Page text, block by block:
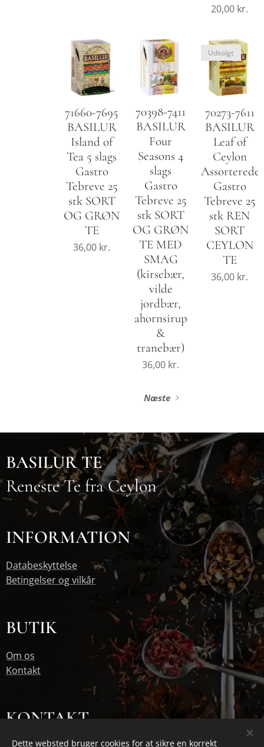
20,00 kr.
71660-7695
BASILUR
Island of
Tea 5 slags
Gastro
Tebreve 25
stk SORT
OG GRØN
TE
36,00 kr.
70398-7411
BASILUR
Four
Seasons 4
slags
Gastro
Tebreve 25
stk SORT
OG GRØN
TE MED
SMAG
(kirsebær,
vilde
jordbær,
ahornsirup
&
tranebær)
36,00 kr.
70273-7611
BASILUR
Leaf of
Ceylon
Assorterede
Gastro
Tebreve 25
stk REN
SORT
CEYLON
TE
Udsolgt
36,00 kr.
Næste
BASILUR TE
Reneste Te fra Ceylon
INFORMATION
Databeskyttelse
Betingelser og vilkår
BUTIK
Om os
Kontakt
KONTAKT
Dette websted bruger cookies for at sikre en korrekt